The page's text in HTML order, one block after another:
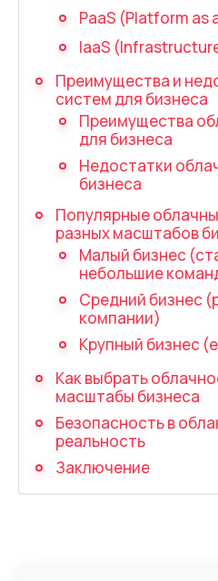
UniTalk Contact Center
SIP-телефония
Автоматизация
Голосовой AI-агент
Автоматическая система
Голосовой робот
UniTalk Chat
Автообзвон
Автоматический
Автоматический
Автоинформатор
Интерактивное
Конструктор
PaaS (Platform as
IaaS
Преимущества и
систем для бизнеса
Преимущества
для бизнеса
Недостатки
бизнеса
Популярные
разных масштабов
Малый бизнес
небольшие
Средний бизнес
компании)
Крупный бизнес
Как выбрать
масштабы бизнеса
Безопасность в
реальность
Заключение